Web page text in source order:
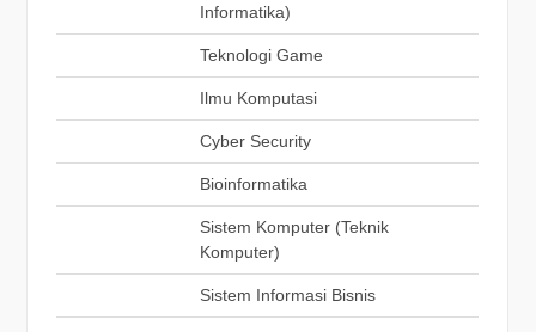
Informatika)
Teknologi Game
Ilmu Komputasi
Cyber Security
Bioinformatika
Sistem Komputer (Teknik
Komputer)
Sistem Informasi Bisnis